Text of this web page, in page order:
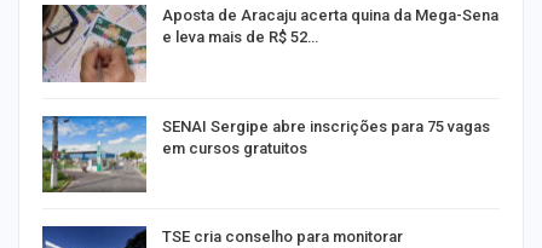
Aposta de Aracaju acerta quina da Mega-Sena
e leva mais de R$ 52…
SENAI Sergipe abre inscrições para 75 vagas
em cursos gratuitos
TSE cria conselho para monitorar